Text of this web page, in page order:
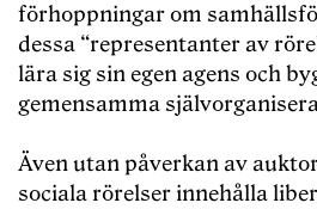
förhoppningar om
dessa “representanter av
lära sig sin egen agens och
gemensamma
Även utan påverkan av
sociala rörelser innehålla